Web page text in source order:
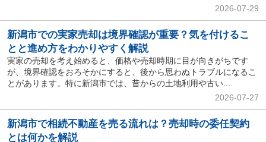
2026-07-29
新潟市での実家売却は境界確認が重要？気を付けるこ
とと進め方をわかりやすく解説
実家の売却を考え始めると、価格や売却時期に目が向きがちです
が、境界確認をおろそかにすると、後から思わぬトラブルになるこ
とがあります。特に新潟市では、昔からの土地利用や古い...
2026-07-27
新潟市で相続不動産を売る流れは？売却時の委任契約
とは何かを解説